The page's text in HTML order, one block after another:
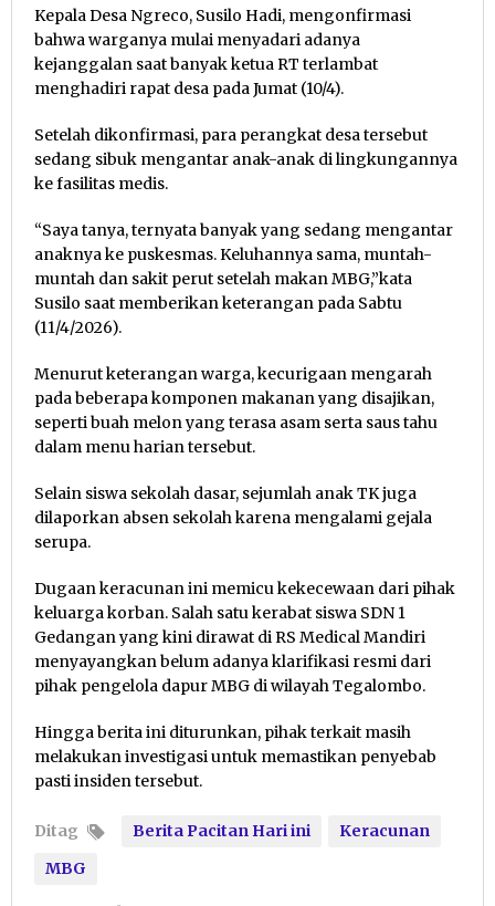
Kepala Desa Ngreco, Susilo Hadi, mengonfirmasi
bahwa warganya mulai menyadari adanya
kejanggalan saat banyak ketua RT terlambat
menghadiri rapat desa pada Jumat (10/4).
Setelah dikonfirmasi, para perangkat desa tersebut
sedang sibuk mengantar anak-anak di lingkungannya
ke fasilitas medis.
“Saya tanya, ternyata banyak yang sedang mengantar
anaknya ke puskesmas. Keluhannya sama, muntah-
muntah dan sakit perut setelah makan MBG,”kata
Susilo saat memberikan keterangan pada Sabtu
(11/4/2026).
Menurut keterangan warga, kecurigaan mengarah
pada beberapa komponen makanan yang disajikan,
seperti buah melon yang terasa asam serta saus tahu
dalam menu harian tersebut.
Selain siswa sekolah dasar, sejumlah anak TK juga
dilaporkan absen sekolah karena mengalami gejala
serupa.
Dugaan keracunan ini memicu kekecewaan dari pihak
keluarga korban. Salah satu kerabat siswa SDN 1
Gedangan yang kini dirawat di RS Medical Mandiri
menyayangkan belum adanya klarifikasi resmi dari
pihak pengelola dapur MBG di wilayah Tegalombo.
Hingga berita ini diturunkan, pihak terkait masih
melakukan investigasi untuk memastikan penyebab
pasti insiden tersebut.
Ditag Berita Pacitan Hari ini
Keracunan
MBG